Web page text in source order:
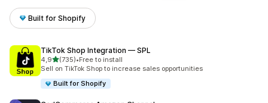
Built for Shopify
TikTok Shop Integration — SPL
4,95 yıldız üzerinden
(735)
toplam 735 değerlendirme
•Free to install
Sell on TikTok Shop to increase sales opportunities
Built for Shopify